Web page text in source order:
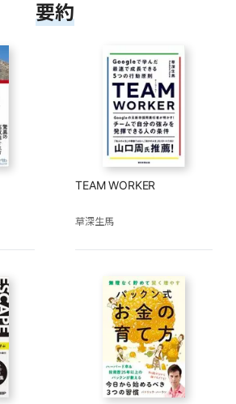
要約
TEAM WORKER
草深生馬